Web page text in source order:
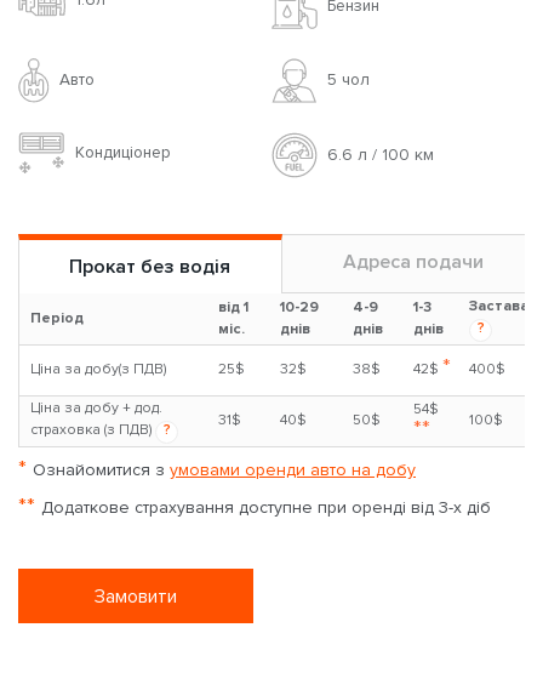
Бензин
Авто 5 чoл
Кондиціонер 6.6 л / 100 км
Прокат без водія Адреса подачи
Період
від 1
міс.
10-29
днів
4-9
днів
1-3
днів
Застава
?
Ціна за добу(з ПДВ) 25$ 32$ 38$ 42$ * 400$
Ціна за добу + дод.
страховка (з ПДВ)
?
31$ 40$ 50$
54$
** 100$
* Ознайомитися з умовами оренди авто на добу
** Додаткове страхування доступне при оренді від 3-х діб
Замовити